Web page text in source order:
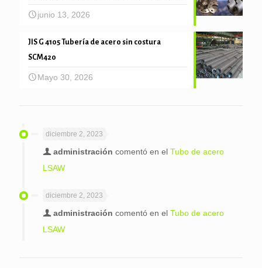
junio 13, 2026
JIS G 4105 Tubería de acero sin costura
SCM420
Mayo 30, 2026
diciembre 2, 2023
administración comentó en el Tubo de acero
LSAW
diciembre 2, 2023
administración comentó en el Tubo de acero
LSAW